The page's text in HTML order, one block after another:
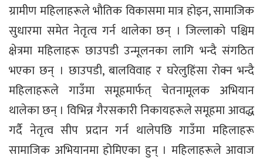
ग्रामीण महिलाहरूले भौतिक विकासमा मात्र होइन, सामाजिक
सुधारमा समेत नेतृत्व गर्न थालेका छन् । जिल्लाको पश्चिम
क्षेत्रमा महिलाहरू छाउपडी उन्मूलनका लागि भन्दै संगठित
भएका छन् । छाउपडी, बालविवाह र घरेलुहिंसा रोक्न भन्दै
महिलाहरूले गाउँमा समूहमार्फत् चेतनामूलक अभियान
थालेका छन् । विभिन्न गैरसकारी निकायहरूले समूहमा आवद्ध
गर्दै नेतृत्व सीप प्रदान गर्न थालेपछि गाउँमा महिलाहरू
सामाजिक अभियानमा होमिएका हुन् । महिलाहरूले आवाज